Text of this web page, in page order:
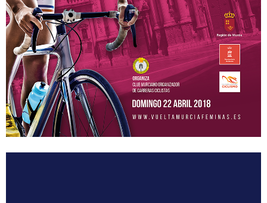
GLAS SMURFIT KAPPA
RIO MIERA MERUELO CANTABRIA
SOPELA WOMENS
TRICRAZY MADRID TEAM
EMINTEL FEMINAS TEAM
UC. FUENLABRADA
AEUSTRAK-EUSKADI